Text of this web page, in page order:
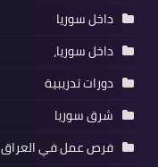
داخل سوريا
داخل سوريا،
دورات تدريبية
شرق سوريا
فرص عمل في العراق